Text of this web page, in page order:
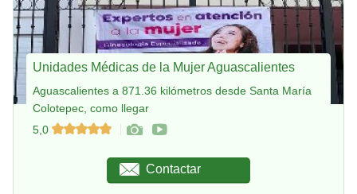
Unidades Médicas de la Mujer Aguascalientes
Aguascalientes a 871.36 kilómetros desde Santa María
Colotepec, como llegar
5,0
Contactar